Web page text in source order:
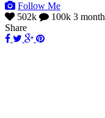
Follow Me
502k
100k 3
Share